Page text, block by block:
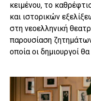
κειμένου, το
και ιστορικών
στη νεοελληνική
παρουσίαση
οποία οι δημιουργοί